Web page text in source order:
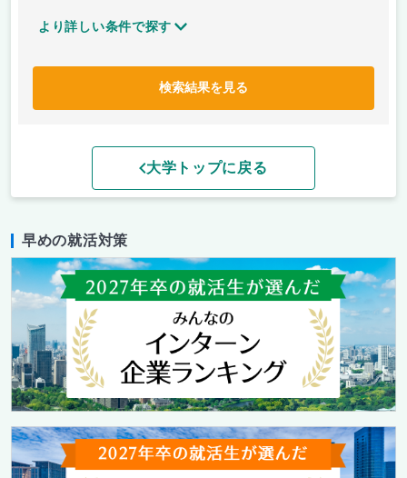
より詳しい条件で探す
検索結果を見る
大学トップに戻る
早めの就活対策